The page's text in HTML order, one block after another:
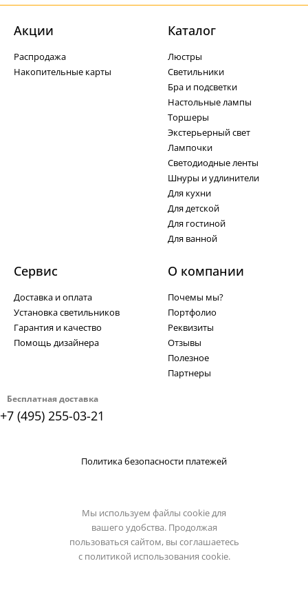
Бесплатная доставка
+7 (495) 255-03-21
Акции
Распродажа
Накопительные карты
Каталог
Люстры
Светильники
Бра и подсветки
Настольные лампы
Торшеры
Экстерьерный свет
Лампочки
Светодиодные ленты
Шнуры и удлинители
Для кухни
Для детской
Для гостиной
Для ванной
Сервис
Доставка и оплата
Установка светильников
Гарантия и качество
Помощь дизайнера
О компании
Почемы мы?
Портфолио
Реквизиты
Отзывы
Полезное
Партнеры
Политика безопасности платежей
Мы используем файлы cookie для
вашего удобства. Продолжая
пользоваться сайтом, вы соглашаетесь
с политикой использования cookie.